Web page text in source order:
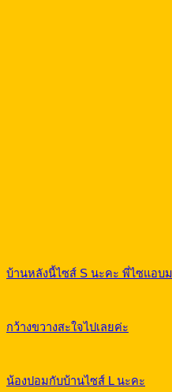
บ้านหลังนี้ไซส์ S นะคะ พี่ไซแอบ
กว้างขวางสะใจไปเลยค่ะ
น้องปอมกับบ้านไซส์ L นะคะ